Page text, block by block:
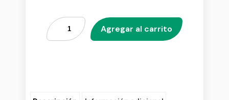
Agregar al carrito